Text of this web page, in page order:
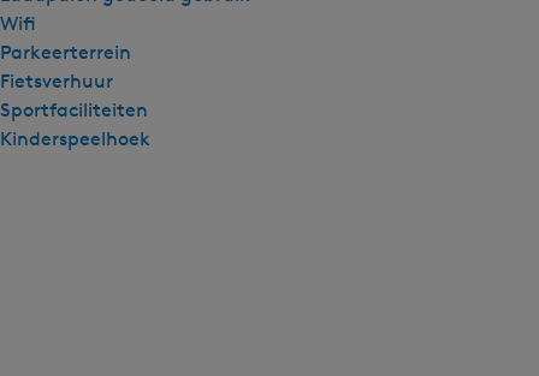
Wifi
Parkeerterrein
Fietsverhuur
Sportfaciliteiten
Kinderspeelhoek